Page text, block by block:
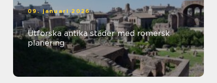
09. januari 2026
Utforska antika städer med romersk
planering